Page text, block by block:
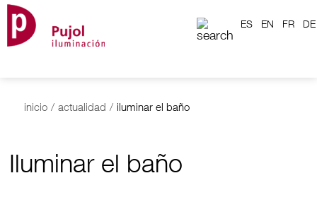
ES EN FR DE
inicio / actualidad / iluminar el baño
Iluminar el baño